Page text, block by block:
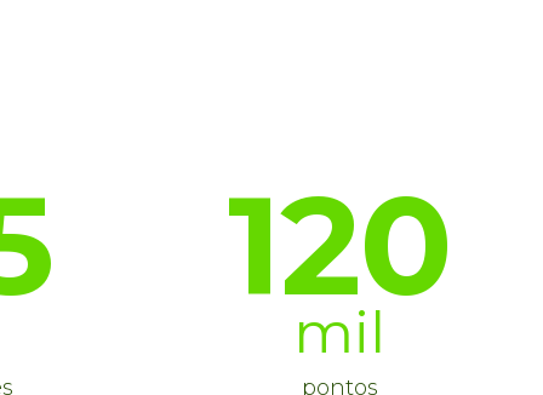
120
mil
pontos